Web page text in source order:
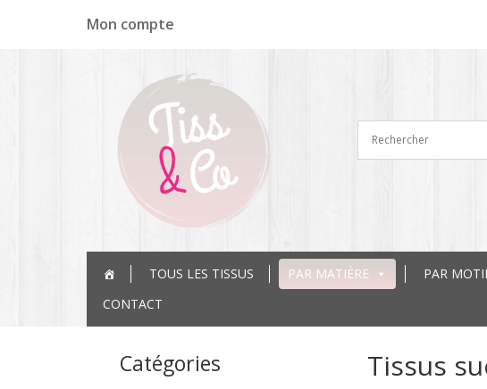
Mon compte
TOUS LES TISSUS PAR MATIÈRE PAR
CONTACT
Catégories Tissus